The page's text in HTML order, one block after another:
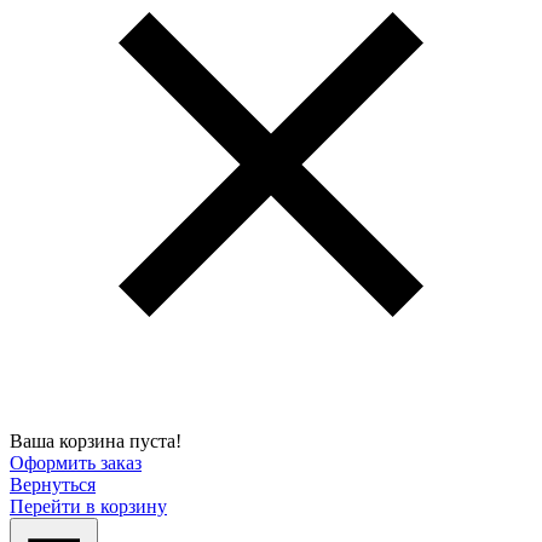
Ваша корзина пуста!
Оформить заказ
Вернуться
Перейти в корзину